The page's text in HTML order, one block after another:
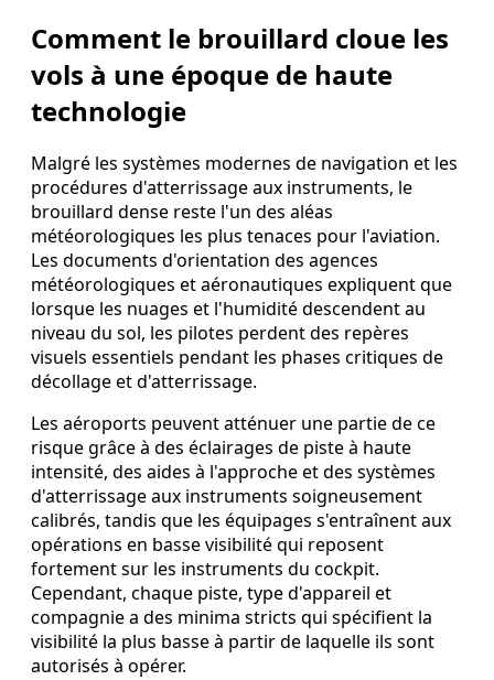
Comment le brouillard cloue les
vols à une époque de haute
technologie
Malgré les systèmes modernes de navigation et les
procédures d'atterrissage aux instruments, le
brouillard dense reste l'un des aléas
météorologiques les plus tenaces pour l'aviation.
Les documents d'orientation des agences
météorologiques et aéronautiques expliquent que
lorsque les nuages et l'humidité descendent au
niveau du sol, les pilotes perdent des repères
visuels essentiels pendant les phases critiques de
décollage et d'atterrissage.
Les aéroports peuvent atténuer une partie de ce
risque grâce à des éclairages de piste à haute
intensité, des aides à l'approche et des systèmes
d'atterrissage aux instruments soigneusement
calibrés, tandis que les équipages s'entraînent aux
opérations en basse visibilité qui reposent
fortement sur les instruments du cockpit.
Cependant, chaque piste, type d'appareil et
compagnie a des minima stricts qui spécifient la
visibilité la plus basse à partir de laquelle ils sont
autorisés à opérer.